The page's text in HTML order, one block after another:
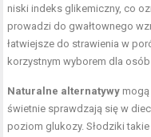
niski indeks glikemiczny, co
prowadzi do gwałtownego
łatwiejsze do strawienia w
korzystnym wyborem dla
Naturalne alternatywy
świetnie sprawdzają się w
poziom glukozy. Słodziki takie